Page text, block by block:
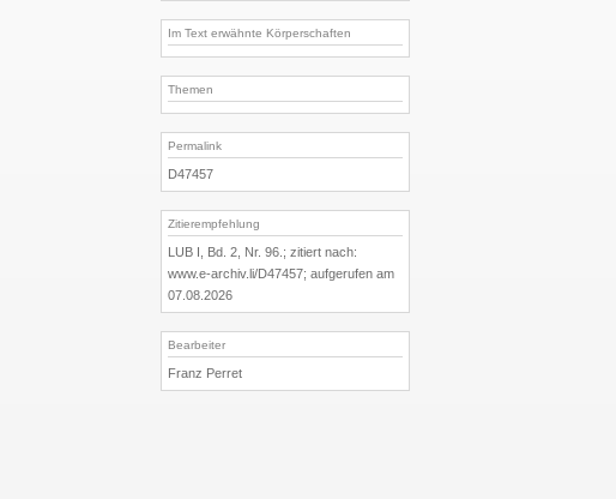
Im Text erwähnte Körperschaften
Themen
Permalink
D47457
Zitierempfehlung
LUB I, Bd. 2, Nr. 96.; zitiert nach:
www.e-archiv.li/D47457; aufgerufen am
07.08.2026
Bearbeiter
Franz Perret